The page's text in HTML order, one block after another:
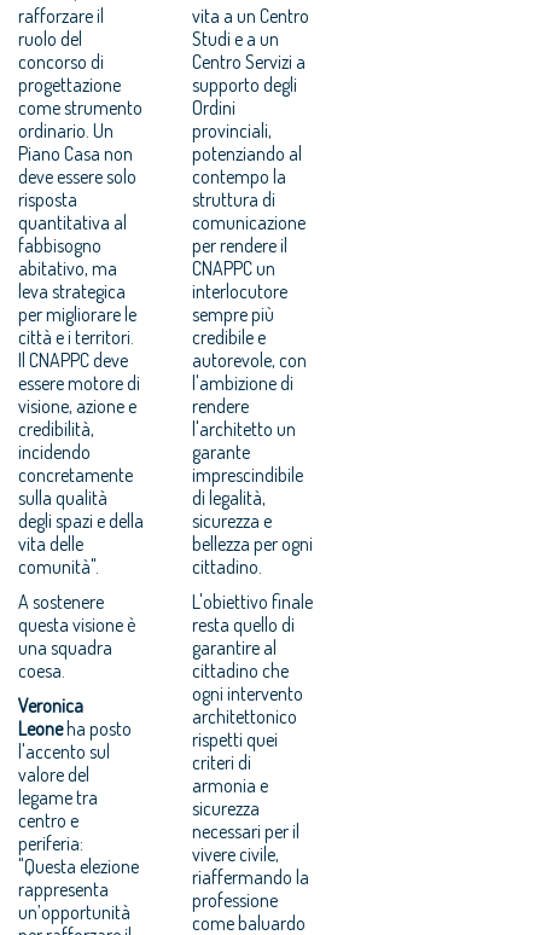
rafforzare il
ruolo del
concorso di
progettazione
come strumento
ordinario. Un
Piano Casa non
deve essere solo
risposta
quantitativa al
fabbisogno
abitativo, ma
leva strategica
per migliorare le
città e i territori.
Il CNAPPC deve
essere motore di
visione, azione e
credibilità,
incidendo
concretamente
sulla qualità
degli spazi e della
vita delle
comunità".
A sostenere
questa visione è
una squadra
coesa.
Veronica
Leoneha posto
l'accento sul
valore del
legame tra
centro e
periferia:
"Questa elezione
rappresenta
un’opportunità
vita a un Centro
Studi e a un
Centro Servizi a
supporto degli
Ordini
provinciali,
potenziando al
contempo la
struttura di
comunicazione
per rendere il
CNAPPC un
interlocutore
sempre più
credibile e
autorevole, con
l'ambizione di
rendere
l'architetto un
garante
imprescindibile
di legalità,
sicurezza e
bellezza per ogni
cittadino.
L'obiettivo finale
resta quello di
garantire al
cittadino che
ogni intervento
architettonico
rispetti quei
criteri di
armonia e
sicurezza
necessari per il
vivere civile,
riaffermando la
professione
come baluardo